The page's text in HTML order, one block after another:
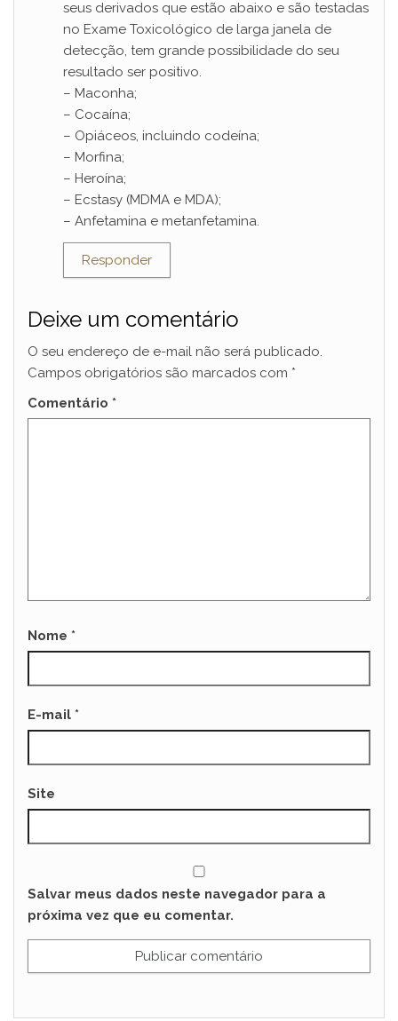
seus derivados que estão abaixo e são testadas
no Exame Toxicológico de larga janela de
detecção, tem grande possibilidade do seu
resultado ser positivo.
– Maconha;
– Cocaína;
– Opiáceos, incluindo codeína;
– Morfina;
– Heroína;
– Ecstasy (MDMA e MDA);
– Anfetamina e metanfetamina.
Responder
Deixe um comentário
O seu endereço de e-mail não será publicado.
Campos obrigatórios são marcados com *
Comentário *
Nome *
E-mail *
Site
Salvar meus dados neste navegador para a
próxima vez que eu comentar.